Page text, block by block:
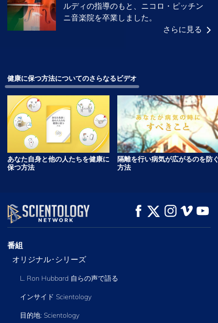
ルディの指導のもと、ニコロ・ピッチン
ニ音楽院を卒業しました。
さらに見る
健康に保つ方法についてのさらなるビデオ
あなた自身と他の人たちを健康に
保つ方法
隔離を行い病気が広がるのを防
方法
番組
オリジナル･シリーズ
L. Ron Hubbard 自らの声で語る
インサイド Scientology
目的地: Scientology